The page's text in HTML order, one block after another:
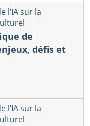
l’IA sur la
de
défis et
l’IA sur la